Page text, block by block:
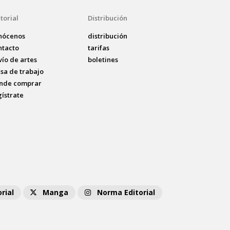
de artes
de trabajo
comprar
Distribución
distribución
tarifas
boletines
Manga
Norma Editorial